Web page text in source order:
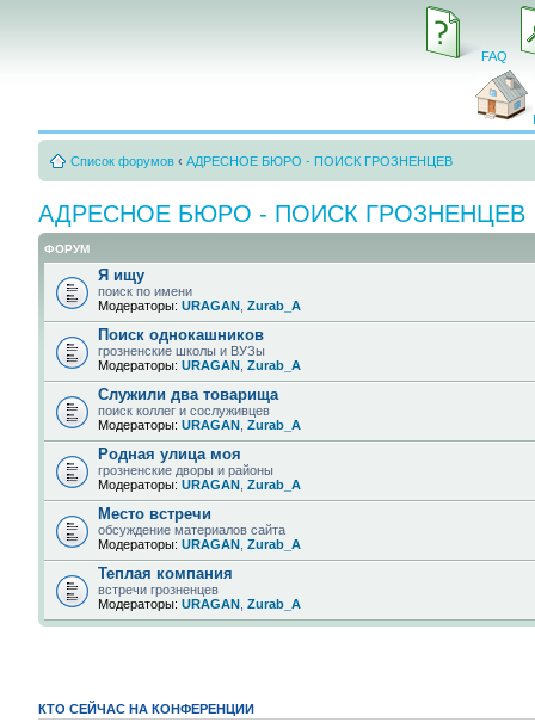
FAQ
Список форумов ‹ АДРЕСНОЕ БЮРО - ПОИСК ГРОЗНЕНЦЕВ
АДРЕСНОЕ БЮРО - ПОИСК ГРОЗНЕНЦЕВ
ФОРУМ
Я ищу
поиск по имени
Модераторы: URAGAN Zurab_A
Поиск однокашников
грозненские школы и ВУЗы
Модераторы: URAGAN Zurab_A
Служили два товарища
поиск коллег и сослуживцев
Модераторы: URAGAN Zurab_A
Родная улица моя
грозненские дворы и районы
Модераторы: URAGAN Zurab_A
Место встречи
обсуждение материалов сайта
Модераторы: URAGAN Zurab_A
Теплая компания
встречи грозненцев
Модераторы: URAGAN Zurab_A
КТО СЕЙЧАС НА КОНФЕРЕНЦИИ